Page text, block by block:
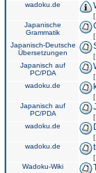
wadoku.de
[
Japanische
Grammatik
[
Japanisch-Deutsche
Übersetzungen
[
Japanisch auf
PC/PDA
[
wadoku.de
[
Japanisch auf
PC/PDA
[
wadoku.de
[
wadoku.de
[
Wadoku-Wiki